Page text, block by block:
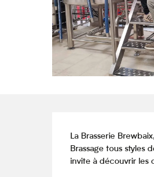
La Brasserie
Brassage tous styles
invite à découvrir les